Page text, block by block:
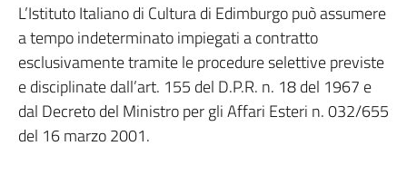
L’Istituto Italiano di Cultura di Edimburgo può assumere
a tempo indeterminato impiegati a contratto
esclusivamente tramite le procedure selettive previste
e disciplinate dall’art. 155 del D.P.R. n. 18 del 1967 e
dal Decreto del Ministro per gli Affari Esteri n. 032/655
del 16 marzo 2001.